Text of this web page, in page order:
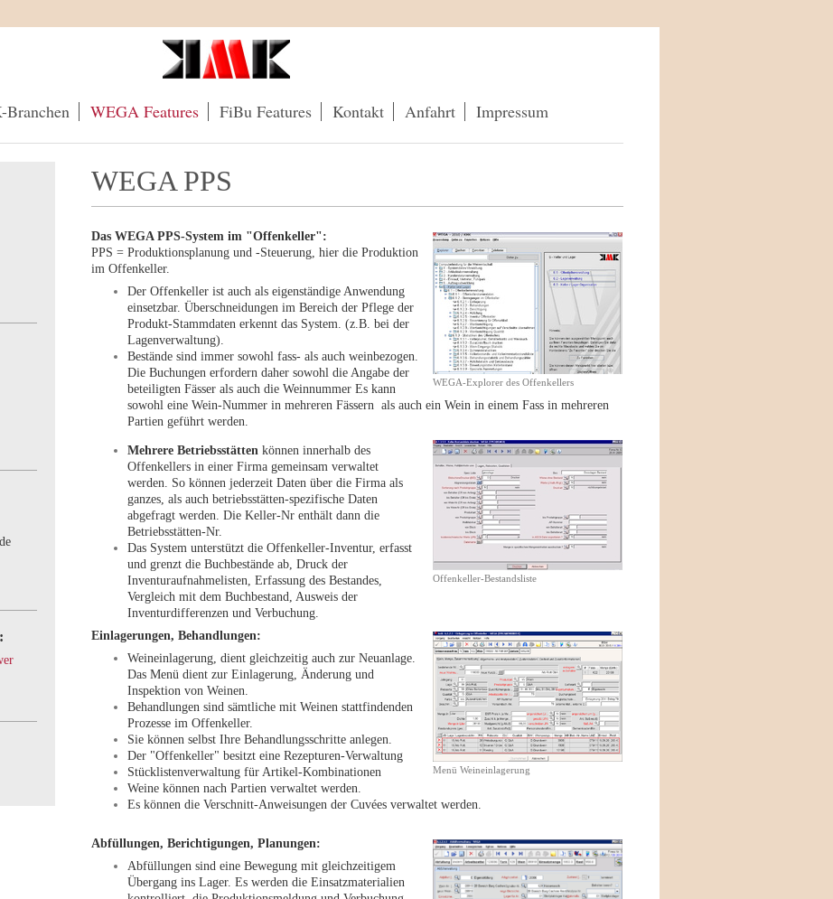
WEGA Features FiBu Features Kontakt Anfahrt Impressum
WEGA PPS
WEGA-Explorer des Offenkellers
Das WEGA PPS-System im "Offenkeller":
PPS = Produktionsplanung und -Steuerung, hier die Produktion
im Offenkeller.
Der Offenkeller ist auch als eigenständige Anwendung
einsetzbar. Überschneidungen im Bereich der Pflege der
Produkt-Stammdaten erkennt das System. (z.B. bei der
Lagenverwaltung).
Bestände sind immer sowohl fass- als auch weinbezogen.
Die Buchungen erfordern daher sowohl die Angabe der
beteiligten Fässer als auch die Weinnummer Es kann
sowohl eine Wein-Nummer in mehreren Fässern als auch ein Wein in einem Fass in mehreren
Partien geführt werden.
Offenkeller-Bestandsliste
Mehrere Betriebsstättenkönnen innerhalb des
Offenkellers in einer Firma gemeinsam verwaltet
werden. So können jederzeit Daten über die Firma als
ganzes, als auch betriebsstätten-spezifische Daten
abgefragt werden. Die Keller-Nr enthält dann die
Betriebsstätten-Nr.
Das System unterstützt die Offenkeller-Inventur, erfasst
und grenzt die Buchbestände ab, Druck der
Inventuraufnahmelisten, Erfassung des Bestandes,
Vergleich mit dem Buchbestand, Ausweis der
Inventurdifferenzen und Verbuchung.
Menü Weineinlagerung
Einlagerungen, Behandlungen:
Weineinlagerung, dient gleichzeitig auch zur Neuanlage.
Das Menü dient zur Einlagerung, Änderung und
Inspektion von Weinen.
Behandlungen sind sämtliche mit Weinen stattfindenden
Prozesse im Offenkeller.
Sie können selbst Ihre Behandlungsschritte anlegen.
Der "Offenkeller" besitzt eine Rezepturen-Verwaltung
Stücklistenverwaltung für Artikel-Kombinationen
Weine können nach Partien verwaltet werden.
Es können die Verschnitt-Anweisungen der Cuvées verwaltet werden.
Abfüllungen, Berichtigungen, Planungen:
Abfüllungen sind eine Bewegung mit gleichzeitigem
Übergang ins Lager. Es werden die Einsatzmaterialien